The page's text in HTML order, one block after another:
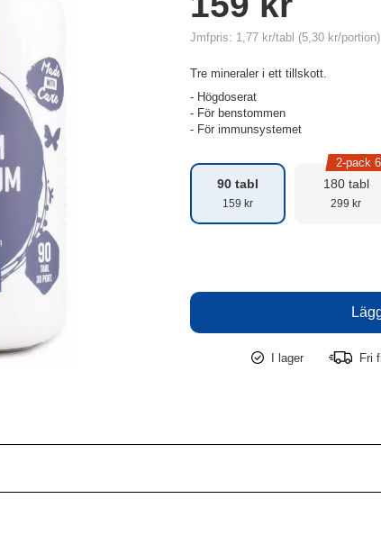
Jmfpris: 1,77 kr/tabl (5,30 kr/portion)
Tre mineraler i ett tillskott.
- Högdoserat
- För benstommen
- För immunsystemet
90 tabl
159 kr
180 tabl
299 kr
2-pack
I lager Fri